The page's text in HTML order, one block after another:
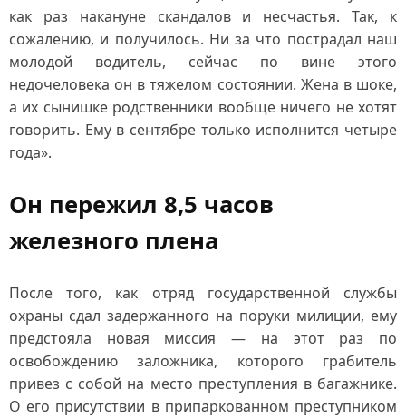
как раз накануне скандалов и несчастья. Так, к
сожалению, и получилось. Ни за что пострадал наш
молодой водитель, сейчас по вине этого
недочеловека он в тяжелом состоянии. Жена в шоке,
а их сынишке родственники вообще ничего не хотят
говорить. Ему в сентябре только исполнится четыре
года».
Он пережил 8,5 часов
железного плена
После того, как отряд государственной службы
охраны сдал задержанного на поруки милиции, ему
предстояла новая миссия — на этот раз по
освобождению заложника, которого грабитель
привез с собой на место преступления в багажнике.
О его присутствии в припаркованном преступником